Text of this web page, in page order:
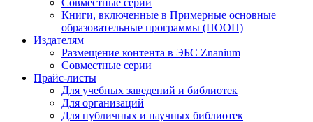
Совместные серии
Книги, включенные в Примерные основные
образовательные программы (ПООП)
Издателям
Размещение контента в ЭБС Znanium
Совместные серии
Прайс-листы
Для учебных заведений и библиотек
Для организаций
Для публичных и научных библиотек